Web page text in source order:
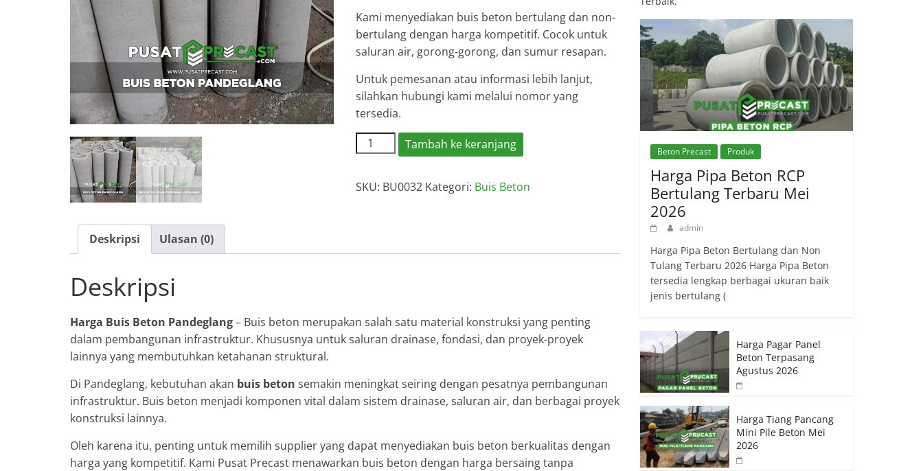
Kami menyediakan buis beton bertulang dan non-
bertulang dengan harga kompetitif. Cocok untuk
saluran air, gorong-gorong, dan sumur resapan.
Untuk pemesanan atau informasi lebih lanjut,
silahkan hubungi kami melalui nomor yang
tersedia.
Kuantitas
Harga
Beton
Tambah ke keranjang
SKU: BU0032 Kategori: Buis Beton
Deskripsi Ulasan (0)
Deskripsi
Harga Buis Beton Pandeglang– Buis beton merupakan salah satu material konstruksi yang penting
dalam pembangunan infrastruktur. Khususnya untuk saluran drainase, fondasi, dan proyek-proyek
lainnya yang membutuhkan ketahanan struktural.
Di Pandeglang, kebutuhan akan buis beton semakin meningkat seiring dengan pesatnya pembangunan
infrastruktur. Buis beton menjadi komponen vital dalam sistem drainase, saluran air, dan berbagai proyek
konstruksi lainnya.
Oleh karena itu, penting untuk memilih supplier yang dapat menyediakan buis beton berkualitas dengan
harga yang kompetitif. Kami Pusat Precast menawarkan buis beton dengan harga bersaing tanpa
Beton Precast Produk
Harga Pipa Beton RCP
Bertulang Terbaru Mei
2026
admin
Harga Pipa Beton Bertulang dan Non
Tulang Terbaru 2026 Harga Pipa Beton
tersedia lengkap berbagai ukuran baik
jenis bertulang (
Harga Pagar Panel
Beton Terpasang
Agustus 2026
Harga Tiang Pancang
Mini Pile Beton Mei
2026